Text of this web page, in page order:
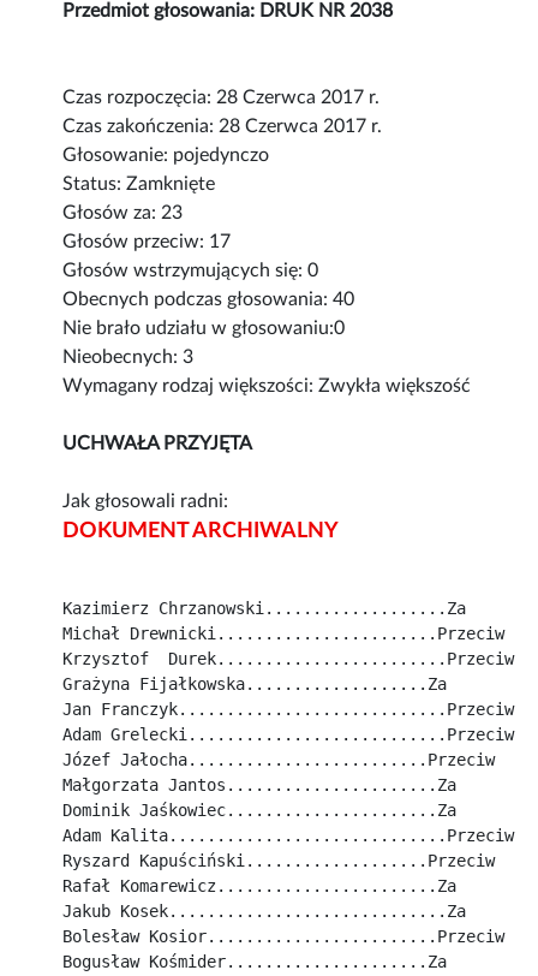
Przedmiot głosowania: DRUK NR 2038
Czas rozpoczęcia: 28 Czerwca 2017 r.
Czas zakończenia: 28 Czerwca 2017 r.
Głosowanie: pojedynczo
Status: Zamknięte
Głosów za: 23
Głosów przeciw: 17
Głosów wstrzymujących się: 0
Obecnych podczas głosowania: 40
Nie brało udziału w głosowaniu:0
Nieobecnych: 3
Wymagany rodzaj większości: Zwykła większość
UCHWAŁA PRZYJĘTA
Jak głosowali radni:
DOKUMENT ARCHIWALNY
Kazimierz Chrzanowski...................Za
Michał Drewnicki.......................Przeciw
Krzysztof  Durek........................Przeciw
Grażyna Fijałkowska...................Za
Jan Franczyk............................Przeciw
Adam Grelecki...........................Przeciw
Józef Jałocha.........................Przeciw
Małgorzata Jantos......................Za
Dominik Jaśkowiec......................Za
Adam Kalita.............................Przeciw
Ryszard Kapuściński...................Przeciw
Rafał Komarewicz.......................Za
Jakub Kosek.............................Za
Bolesław Kosior........................Przeciw
Bogusław Kośmider.....................Za